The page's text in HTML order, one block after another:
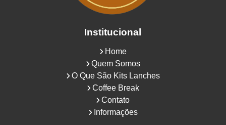
Institucional
Home
Quem Somos
O Que São Kits Lanches
Coffee Break
Contato
Informações